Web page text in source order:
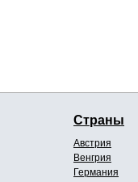
Страны
Австрия
Венгрия
Германия